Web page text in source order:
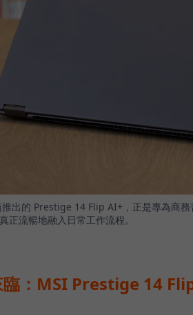
出的 Prestige 14 Flip AI+，正是專為商
正流暢地融入日常工作流程。
臨：MSI Prestige 14